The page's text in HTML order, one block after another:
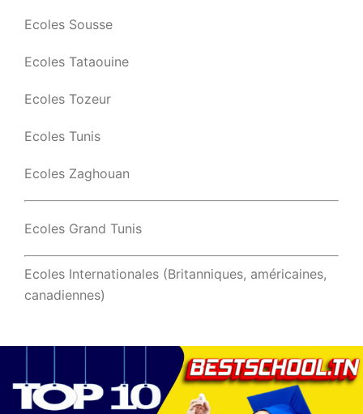
Ecoles Sousse
Ecoles Tataouine
Ecoles Tozeur
Ecoles Tunis
Ecoles Zaghouan
Ecoles Grand Tunis
Ecoles Internationales (Britanniques, américaines,
canadiennes)